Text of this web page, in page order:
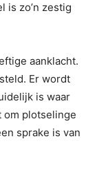
is zo’n zestig
aanklacht.
Er wordt
is waar
om plotselinge
sprake is van